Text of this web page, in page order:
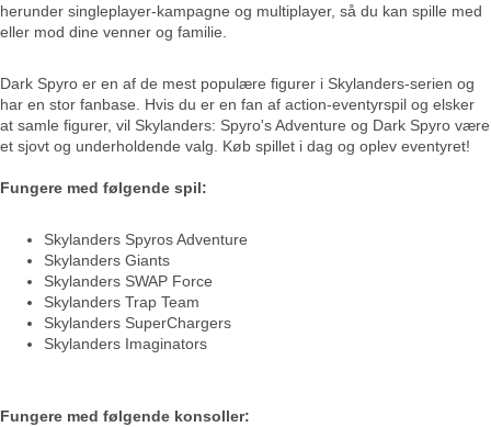
herunder singleplayer-kampagne og multiplayer, så du kan spille med
eller mod dine venner og familie.
Dark Spyro er en af de mest populære figurer i Skylanders-serien og
har en stor fanbase. Hvis du er en fan af action-eventyrspil og elsker
at samle figurer, vil Skylanders: Spyro's Adventure og Dark Spyro være
et sjovt og underholdende valg. Køb spillet i dag og oplev eventyret!
Fungere med følgende spil:
Skylanders Spyros Adventure
Skylanders Giants
Skylanders SWAP Force
Skylanders Trap Team
Skylanders SuperChargers
Skylanders Imaginators
Fungere med følgende konsoller: